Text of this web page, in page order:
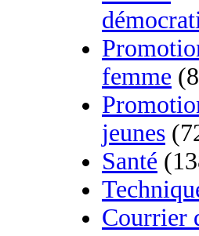
femme
jeunes
Santé
Courrier